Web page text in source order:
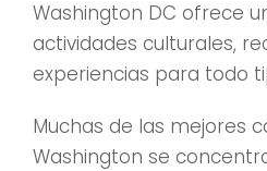
Washington DC ofrece
actividades culturales,
experiencias para todo
Muchas de las mejores
Washington se